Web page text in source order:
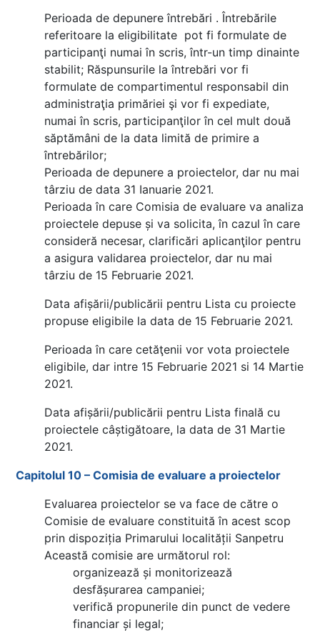
Perioada de depunere întrebări . Întrebările
referitoare la eligibilitate pot fi formulate de
participanţi numai în scris, într-un timp dinainte
stabilit; Răspunsurile la întrebări vor fi
formulate de compartimentul responsabil din
administraţia primăriei şi vor fi expediate,
numai în scris, participanţilor în cel mult două
săptămâni de la data limită de primire a
întrebărilor;
Perioada de depunere a proiectelor, dar nu mai
târziu de data 31 Ianuarie 2021.
Perioada în care Comisia de evaluare va analiza
proiectele depuse și va solicita, în cazul în care
consideră necesar, clarificări aplicanţilor pentru
a asigura validarea proiectelor, dar nu mai
târziu de 15 Februarie 2021.
Data afișării/publicării pentru Lista cu proiecte
propuse eligibile la data de 15 Februarie 2021.
Perioada în care cetăţenii vor vota proiectele
eligibile, dar intre 15 Februarie 2021 si 14 Martie
2021.
Data afișării/publicării pentru Lista finală cu
proiectele câștigătoare, la data de 31 Martie
2021.
Capitolul 10 – Comisia de evaluare a proiectelor
Evaluarea proiectelor se va face de către o
Comisie de evaluare constituită în acest scop
prin dispoziția Primarului localității Sanpetru
Această comisie are următorul rol:
organizează și monitorizează
desfășurarea campaniei;
verifică propunerile din punct de vedere
financiar și legal;